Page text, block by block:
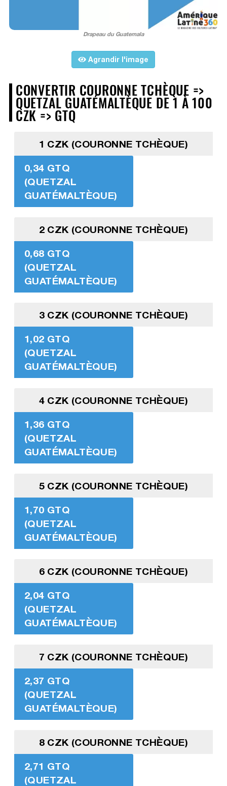
Drapeau du Guatemala
Agrandir l'image
CONVERTIR COURONNE TCHÈQUE =>
QUETZAL GUATÉMALTÈQUE DE 1 À 100
CZK => GTQ
1 CZK (COURONNE TCHÈQUE)
0,34 GTQ
(QUETZAL
GUATÉMALTÈQUE)
2 CZK (COURONNE TCHÈQUE)
0,68 GTQ
(QUETZAL
GUATÉMALTÈQUE)
3 CZK (COURONNE TCHÈQUE)
1,02 GTQ
(QUETZAL
GUATÉMALTÈQUE)
4 CZK (COURONNE TCHÈQUE)
1,36 GTQ
(QUETZAL
GUATÉMALTÈQUE)
5 CZK (COURONNE TCHÈQUE)
1,70 GTQ
(QUETZAL
GUATÉMALTÈQUE)
6 CZK (COURONNE TCHÈQUE)
2,04 GTQ
(QUETZAL
GUATÉMALTÈQUE)
7 CZK (COURONNE TCHÈQUE)
2,37 GTQ
(QUETZAL
GUATÉMALTÈQUE)
8 CZK (COURONNE TCHÈQUE)
2,71 GTQ
(QUETZAL